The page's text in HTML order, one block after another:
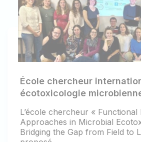
École chercheur
écotoxicologie
L’école chercheur « Functional
Approaches in Microbial
Bridging the Gap from Field to